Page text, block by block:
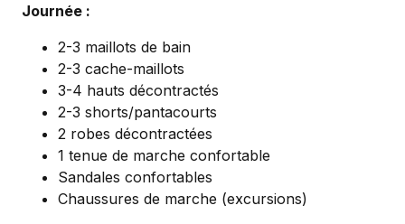
Journée :
2-3 maillots de bain
2-3 cache-maillots
3-4 hauts décontractés
2-3 shorts/pantacourts
2 robes décontractées
1 tenue de marche confortable
Sandales confortables
Chaussures de marche (excursions)